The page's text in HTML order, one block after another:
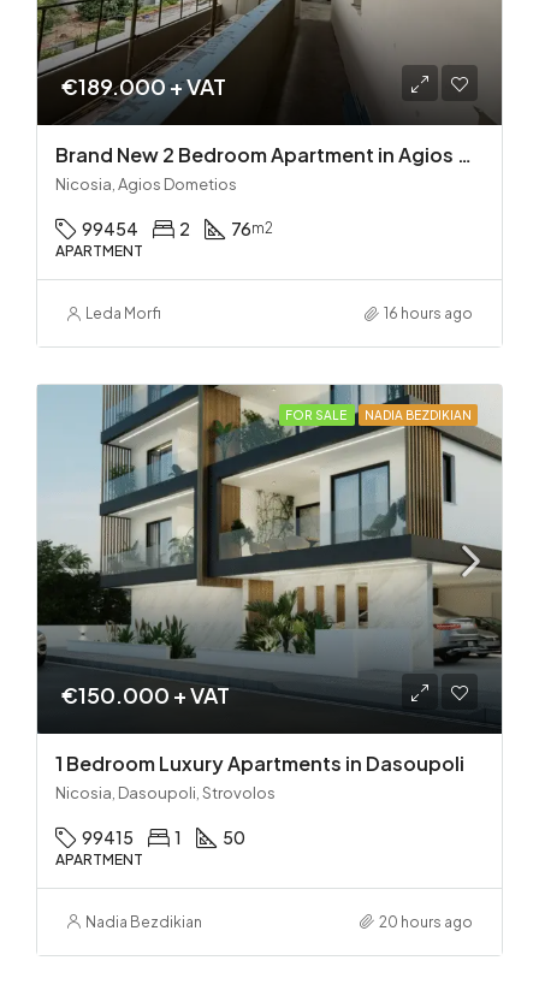
€189.000 + VAT
Brand New 2 Bedroom Apartment in Agios Dometios – Delivery in 2 months!
Nicosia, Agios Dometios
99454 2 76m2
APARTMENT
Leda Morfi 16 hours ago
FOR SALE NADIA BEZDIKIAN
€150.000 + VAT
1 Bedroom Luxury Apartments in Dasoupoli
Nicosia, Dasoupoli, Strovolos
99415 1 50
APARTMENT
Nadia Bezdikian 20 hours ago